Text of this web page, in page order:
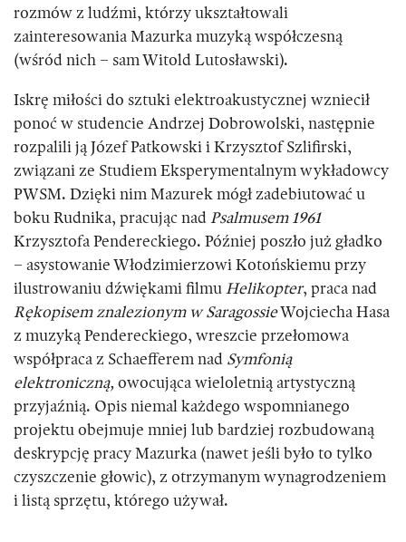
rozmów z ludźmi, którzy ukształtowali
zainteresowania Mazurka muzyką współczesną
(wśród nich – sam Witold Lutosławski).
Iskrę miłości do sztuki elektroakustycznej wzniecił
ponoć w studencie Andrzej Dobrowolski, następnie
rozpalili ją Józef Patkowski i Krzysztof Szlifirski,
związani ze Studiem Eksperymentalnym wykładowcy
PWSM. Dzięki nim Mazurek mógł zadebiutować u
boku Rudnika, pracując nad Psalmusem 1961
Krzysztofa Pendereckiego. Później poszło już gładko
– asystowanie Włodzimierzowi Kotońskiemu przy
ilustrowaniu dźwiękami filmu Helikopter, praca nad
Rękopisem znalezionym w SaragossieWojciecha Hasa
z muzyką Pendereckiego, wreszcie przełomowa
współpraca z Schaefferem nad Symfonią
elektroniczną, owocująca wieloletnią artystyczną
przyjaźnią. Opis niemal każdego wspomnianego
projektu obejmuje mniej lub bardziej rozbudowaną
deskrypcję pracy Mazurka (nawet jeśli było to tylko
czyszczenie głowic), z otrzymanym wynagrodzeniem
i listą sprzętu, którego używał.